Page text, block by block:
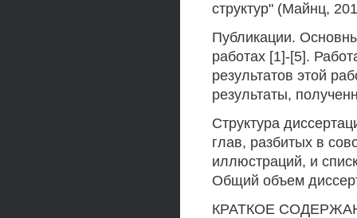
структур" (Майнц,
Публикации.
работах [1]-[5].
результатов этой
результаты,
Структура
глав, разбитых в
иллюстраций, и
Общий объем
КРАТКОЕ